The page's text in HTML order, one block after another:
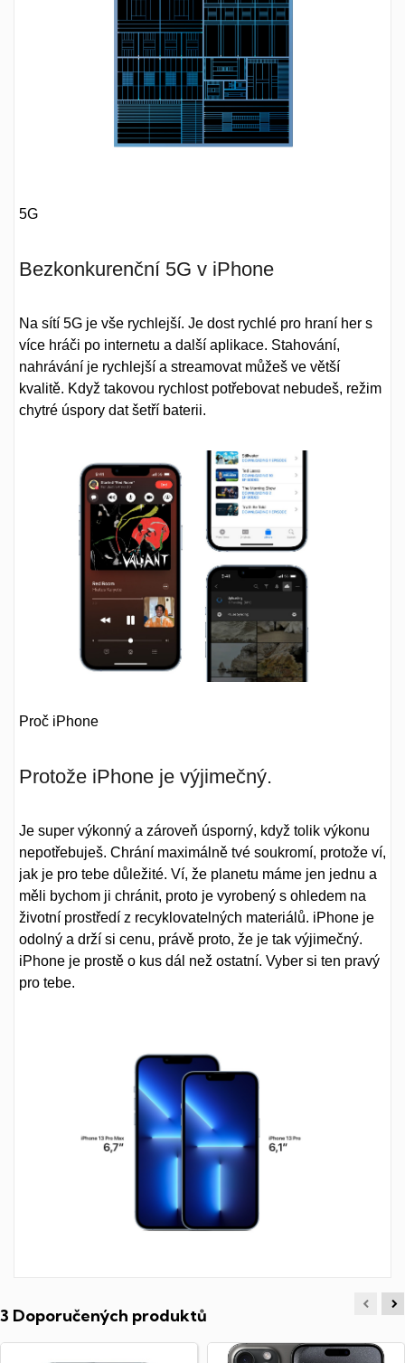
5G
Bezkonkurenční 5G v iPhone
Na sítí 5G je vše rychlejší. Je dost rychlé pro hraní her s
více hráči po internetu a další aplikace. Stahování,
nahrávání je rychlejší a streamovat můžeš ve větší
kvalitě. Když takovou rychlost potřebovat nebudeš, režim
chytré úspory dat šetří baterii.
Proč iPhone
Protože iPhone je výjimečný.
Je super výkonný a zároveň úsporný, když tolik výkonu
nepotřebuješ. Chrání maximálně tvé soukromí, protože ví,
jak je pro tebe důležité. Ví, že planetu máme jen jednu a
měli bychom ji chránit, proto je vyrobený s ohledem na
životní prostředí z recyklovatelných materiálů. iPhone je
odolný a drží si cenu, právě proto, že je tak výjimečný.
iPhone je prostě o kus dál než ostatní. Vyber si ten pravý
pro tebe.
3 Doporučených produktů